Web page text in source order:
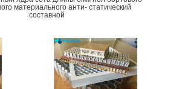
материального анти- статический
составной